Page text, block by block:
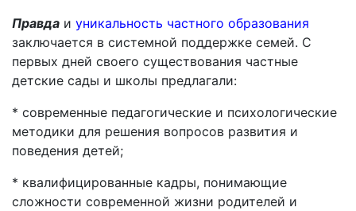
Правда и уникальность частного образования
заключается в системной поддержке семей. С
первых дней своего существования частные
детские сады и школы предлагали:
* современные педагогические и психологические
методики для решения вопросов развития и
поведения детей;
* квалифицированные кадры, понимающие
сложности современной жизни родителей и